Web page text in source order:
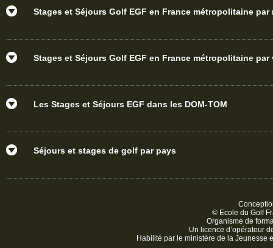
Stages et Séjours Golf EGF en France métropolitaine par
Stages et Séjours Golf EGF en France métropolitaine par
Les Stages et Séjours EGF dans les DOM-TOM
Séjours et stages de golf par pays
© Ecole du Golf
Organisme de
Un licence d’opérateur
Habilité par le ministère de la Jeunesse